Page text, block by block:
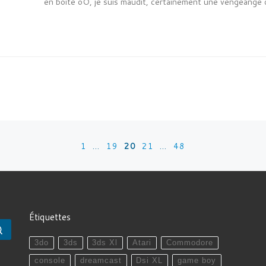
1 19 20 21 48
Étiquettes
3do 3ds 3ds Xl Atari Commodore
console dreamcast Dsi XL game boy